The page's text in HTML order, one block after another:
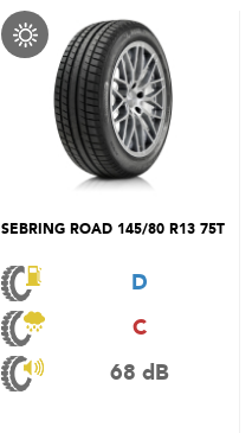
SEBRING ROAD 145/80 R13 75T
D
C
68 dB